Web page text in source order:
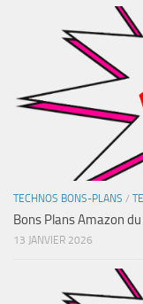
TECHNOS BONS-PLANS /
Bons Plans Amazon
13 JANVIER 2026